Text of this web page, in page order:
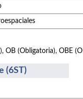
OB (Obligatoria), OBE
(6ST)